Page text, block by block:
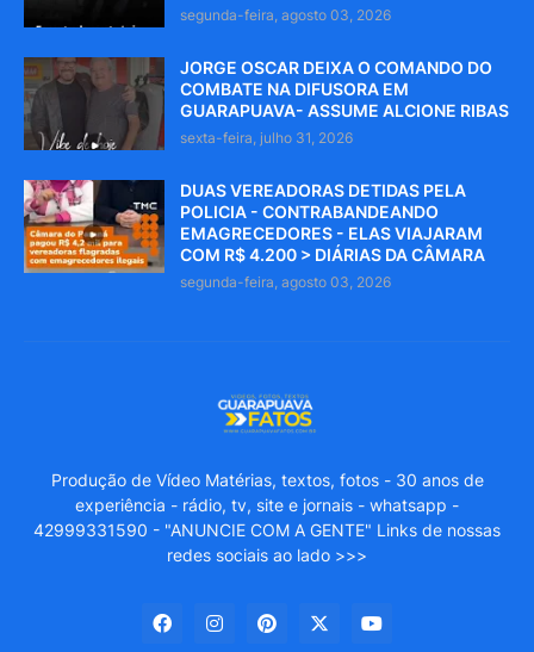
segunda-feira, agosto 03, 2026
JORGE OSCAR DEIXA O COMANDO DO
COMBATE NA DIFUSORA EM
GUARAPUAVA- ASSUME ALCIONE RIBAS
sexta-feira, julho 31, 2026
DUAS VEREADORAS DETIDAS PELA
POLICIA - CONTRABANDEANDO
EMAGRECEDORES - ELAS VIAJARAM
COM R$ 4.200 > DIÁRIAS DA CÂMARA
segunda-feira, agosto 03, 2026
Produção de Vídeo Matérias, textos, fotos - 30 anos de
experiência - rádio, tv, site e jornais - whatsapp -
42999331590 - "ANUNCIE COM A GENTE" Links de nossas
redes sociais ao lado >>>